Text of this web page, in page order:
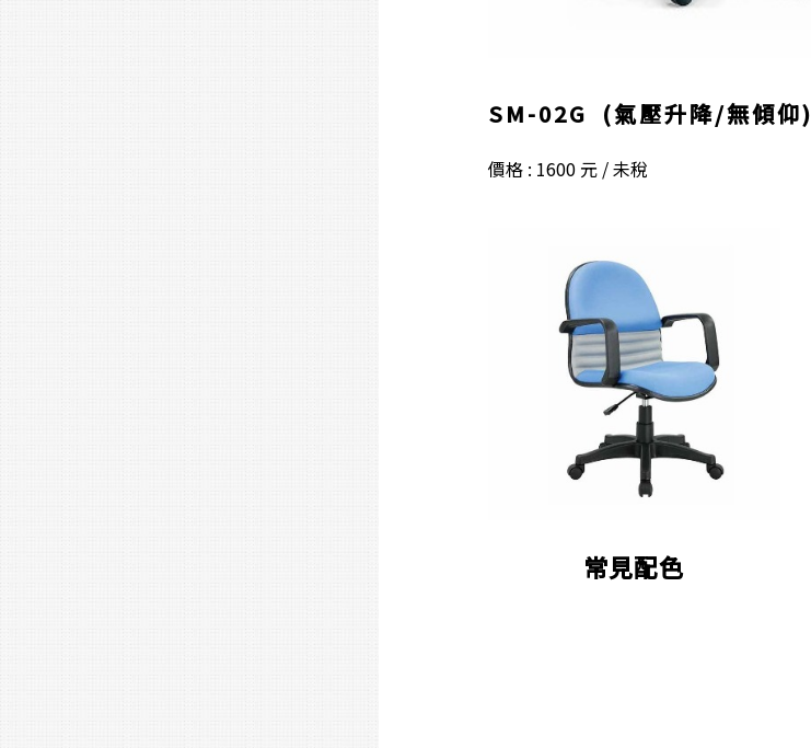
SM-02G (氣壓升降/無傾仰)
價格 : 1600 元 / 未稅
常見配色